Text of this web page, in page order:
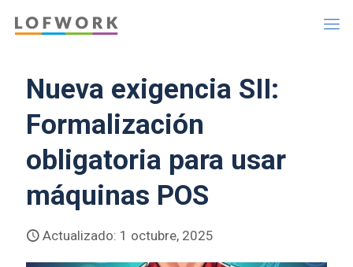
Nueva exigencia SII:
Formalización
obligatoria para usar
máquinas POS
Actualizado: 1 octubre, 2025